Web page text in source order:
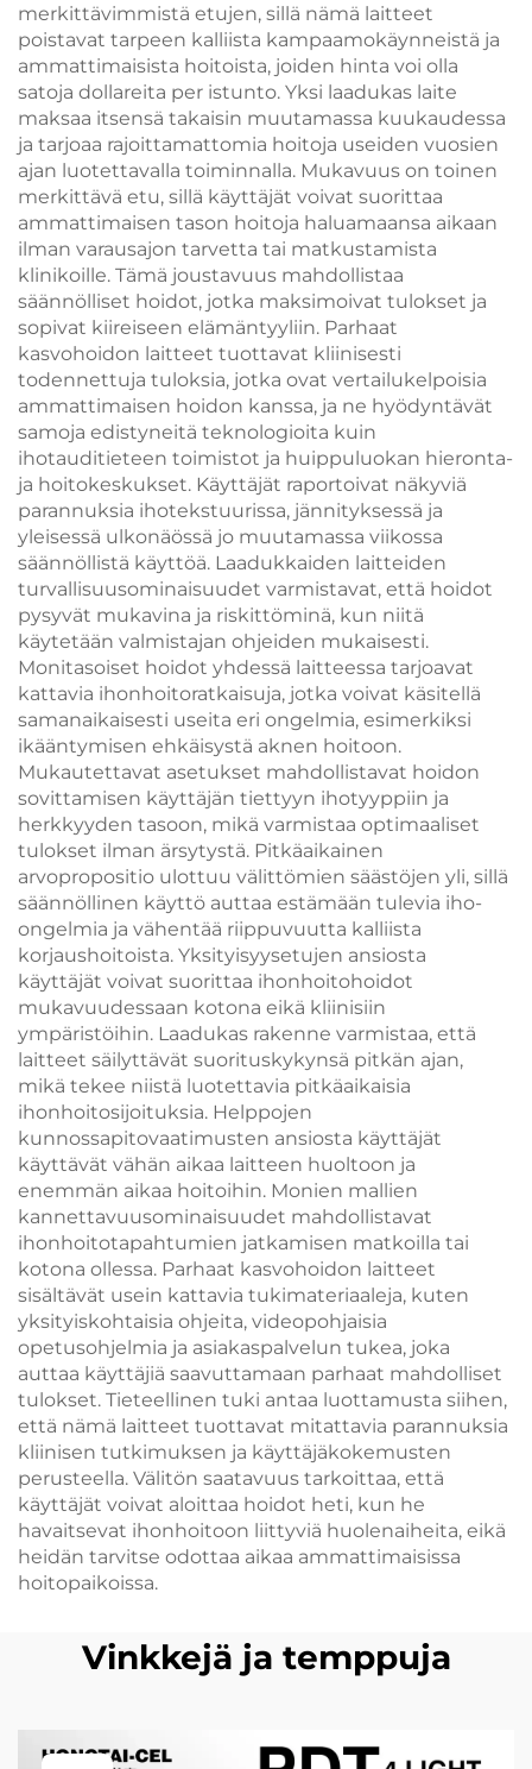
merkittävimmistä etujen, sillä nämä laitteet
poistavat tarpeen kalliista kampaamokäynneistä ja
ammattimaisista hoitoista, joiden hinta voi olla
satoja dollareita per istunto. Yksi laadukas laite
maksaa itsensä takaisin muutamassa kuukaudessa
ja tarjoaa rajoittamattomia hoitoja useiden vuosien
ajan luotettavalla toiminnalla. Mukavuus on toinen
merkittävä etu, sillä käyttäjät voivat suorittaa
ammattimaisen tason hoitoja haluamaansa aikaan
ilman varausajon tarvetta tai matkustamista
klinikoille. Tämä joustavuus mahdollistaa
säännölliset hoidot, jotka maksimoivat tulokset ja
sopivat kiireiseen elämäntyyliin. Parhaat
kasvohoidon laitteet tuottavat kliinisesti
todennettuja tuloksia, jotka ovat vertailukelpoisia
ammattimaisen hoidon kanssa, ja ne hyödyntävät
samoja edistyneitä teknologioita kuin
ihotauditieteen toimistot ja huippuluokan hieronta-
ja hoitokeskukset. Käyttäjät raportoivat näkyviä
parannuksia ihotekstuurissa, jännityksessä ja
yleisessä ulkonäössä jo muutamassa viikossa
säännöllistä käyttöä. Laadukkaiden laitteiden
turvallisuusominaisuudet varmistavat, että hoidot
pysyvät mukavina ja riskittöminä, kun niitä
käytetään valmistajan ohjeiden mukaisesti.
Monitasoiset hoidot yhdessä laitteessa tarjoavat
kattavia ihonhoitoratkaisuja, jotka voivat käsitellä
samanaikaisesti useita eri ongelmia, esimerkiksi
ikääntymisen ehkäisystä aknen hoitoon.
Mukautettavat asetukset mahdollistavat hoidon
sovittamisen käyttäjän tiettyyn ihotyyppiin ja
herkkyyden tasoon, mikä varmistaa optimaaliset
tulokset ilman ärsytystä. Pitkäaikainen
arvopropositio ulottuu välittömien säästöjen yli, sillä
säännöllinen käyttö auttaa estämään tulevia iho-
ongelmia ja vähentää riippuvuutta kalliista
korjaushoitoista. Yksityisyysetujen ansiosta
käyttäjät voivat suorittaa ihonhoitohoidot
mukavuudessaan kotona eikä kliinisiin
ympäristöihin. Laadukas rakenne varmistaa, että
laitteet säilyttävät suorituskykynsä pitkän ajan,
mikä tekee niistä luotettavia pitkäaikaisia
ihonhoitosijoituksia. Helppojen
kunnossapitovaatimusten ansiosta käyttäjät
käyttävät vähän aikaa laitteen huoltoon ja
enemmän aikaa hoitoihin. Monien mallien
kannettavuusominaisuudet mahdollistavat
ihonhoitotapahtumien jatkamisen matkoilla tai
kotona ollessa. Parhaat kasvohoidon laitteet
sisältävät usein kattavia tukimateriaaleja, kuten
yksityiskohtaisia ohjeita, videopohjaisia
opetusohjelmia ja asiakaspalvelun tukea, joka
auttaa käyttäjiä saavuttamaan parhaat mahdolliset
tulokset. Tieteellinen tuki antaa luottamusta siihen,
että nämä laitteet tuottavat mitattavia parannuksia
kliinisen tutkimuksen ja käyttäjäkokemusten
perusteella. Välitön saatavuus tarkoittaa, että
käyttäjät voivat aloittaa hoidot heti, kun he
havaitsevat ihonhoitoon liittyviä huolenaiheita, eikä
heidän tarvitse odottaa aikaa ammattimaisissa
hoitopaikoissa.
Vinkkejä ja temppuja